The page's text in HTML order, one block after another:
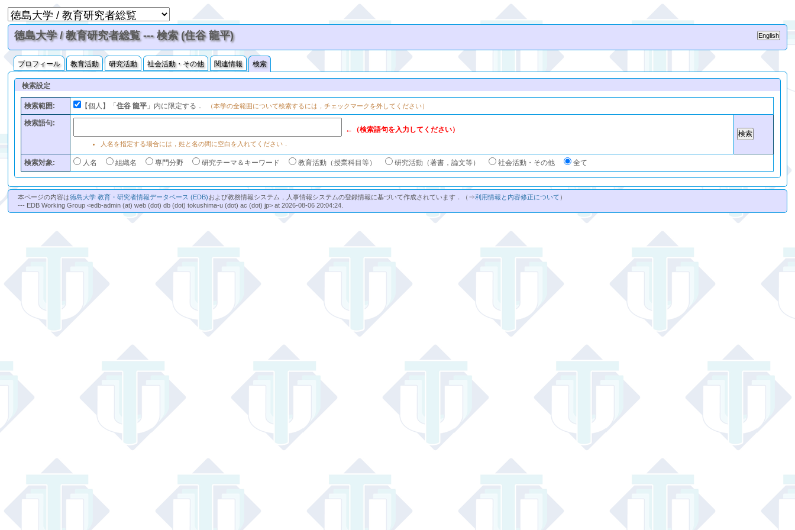
徳島大学 / 教育研究者総覧 --- 検索 (住谷 龍平)
プロフィール 教育活動 研究活動 社会活動・その他 関連情報 検索
検索設定
検索範囲: 【個人】「住谷 龍平 」内に限定する． （本学の全範囲について検索するには，チェックマークを外してください）
検索語句:
←（検索語句を入力してください）
人名を指定する場合には，姓と名の間に空白を入れてください．
検索対象: 人名 組織名 専門分野 研究テーマ＆キーワード 教育活動（授業科目等） 研究活動（著書，論文等） 社会活動・その他 全て
本ページの内容は徳島大学 教育・研究者情報データベース (EDB)および教務情報システム，人事情報システムの登録情報に基づいて作成されています．（⇒利用情報と内容修正について ）
--- EDB Working Group <edb-admin (at) web (dot) db (dot) tokushima-u (dot) ac (dot) jp> at 2026-08-06 20:04:24.